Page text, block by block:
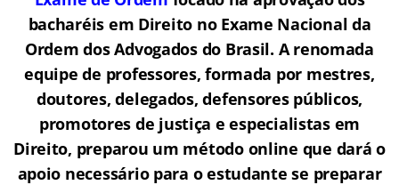
bacharéis em Direito no Exame Nacional da
Ordem dos Advogados do Brasil. A renomada
equipe de professores, formada por mestres,
doutores, delegados, defensores públicos,
promotores de justiça e especialistas em
Direito, preparou um método online que dará o
apoio necessário para o estudante se preparar